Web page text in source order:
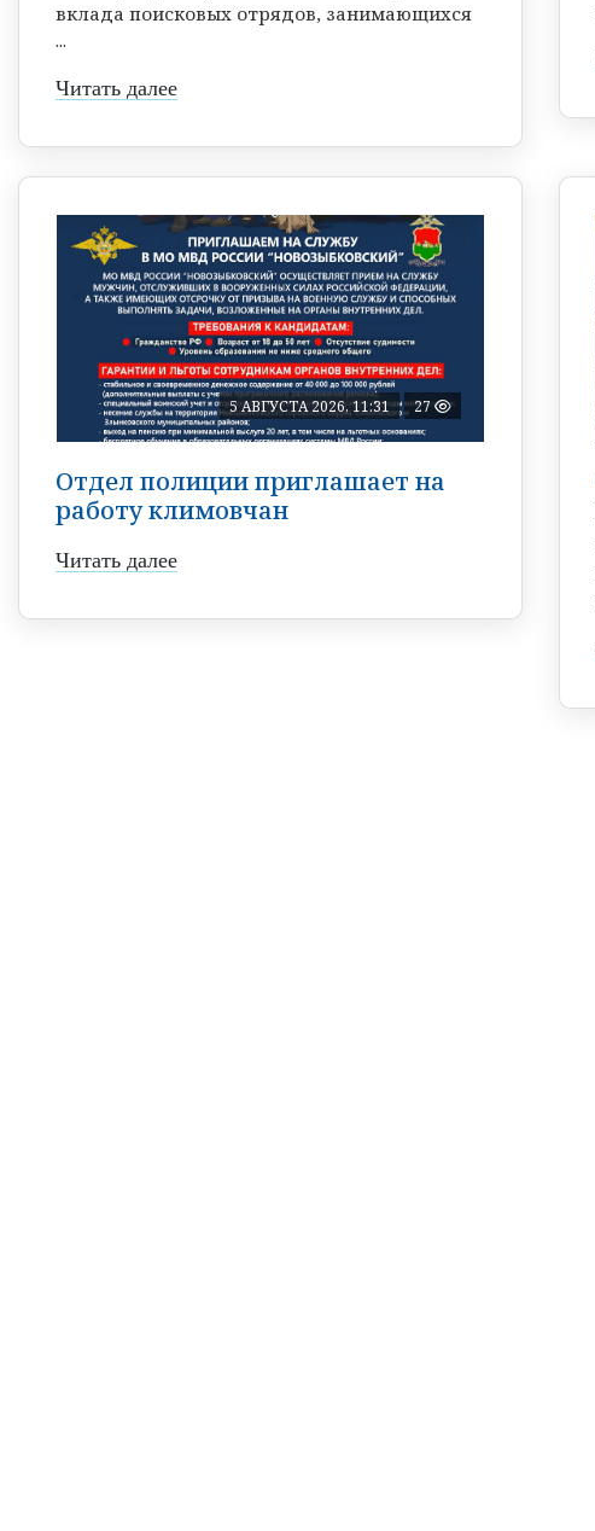
вклада поисковых отрядов, занимающихся
...
Читать далее
5 АВГУСТА 2026, 11:31 27
Отдел полиции приглашает на
работу климовчан
Читать далее